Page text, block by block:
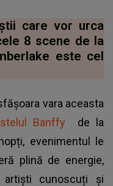
care vor urca
8 scene de la
este cel
vara aceasta
Banffy
de la
evenimentul le
plină de energie,
cunoscuți și